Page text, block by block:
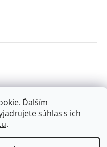
Ďalším
súhlas s ich
.